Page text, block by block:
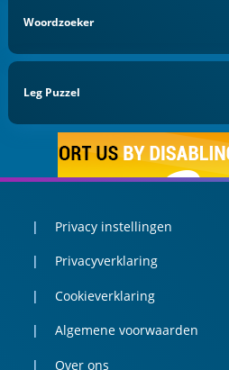
Woordzoeker
Leg Puzzel
Privacy instellingen
Privacyverklaring
Cookieverklaring
Algemene voorwaarden
Over ons